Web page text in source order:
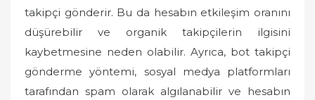
takipçi gönderir. Bu da hesabın etkileşim oranını
düşürebilir ve organik takipçilerin ilgisini
kaybetmesine neden olabilir. Ayrıca, bot takipçi
gönderme yöntemi, sosyal medya platformları
tarafından spam olarak algılanabilir ve hesabın